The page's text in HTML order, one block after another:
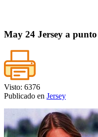
May 24 Jersey a
Visto: 6376
Publicado en Jersey